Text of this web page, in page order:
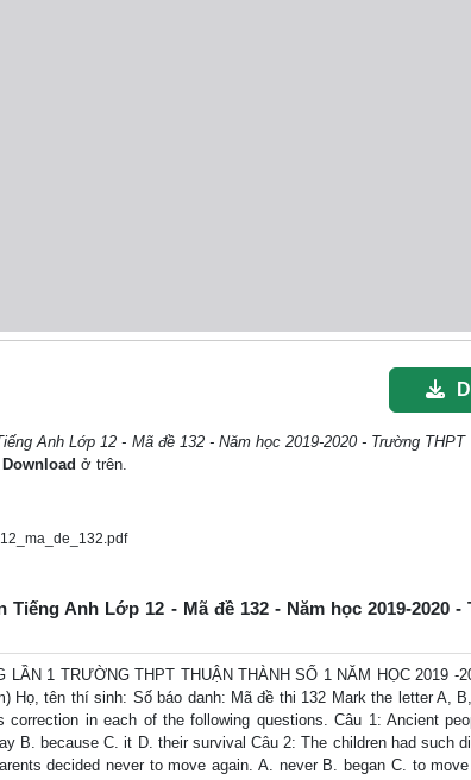
Anh Lớp 12 - Mã đề 132 - Năm học 2019-2020 - Trường THPT
Download ở trên.
Anh Lớp 12 - Mã đề 132 - Năm học 2019-2020 -
1 TRƯỜNG THPT THUẬN THÀNH SỐ 1 NĂM HỌC 2019 -
Họ, tên thí sinh: Số báo danh: Mã đề thi 132 Mark the letter A,
in each of the following questions. Câu 1: Ancient
B. because C. it D. their survival Câu 2: The children had such
decided never to move again. A. never B. began C. to